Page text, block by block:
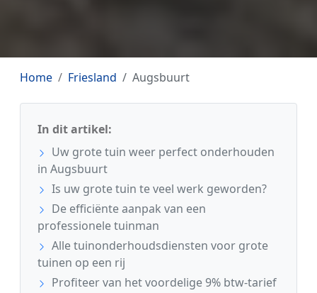
Home Friesland Augsbuurt
In dit artikel:
Uw grote tuin weer perfect onderhouden
in Augsbuurt
Is uw grote tuin te veel werk geworden?
De efficiënte aanpak van een
professionele tuinman
Alle tuinonderhoudsdiensten voor grote
tuinen op een rij
Profiteer van het voordelige 9% btw-tarief